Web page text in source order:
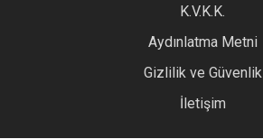
Ürün fiyatı diğer sitelerden daha pahalı.
K.V.K.K.
Aydınlatma Metni
Gizlilik ve Güvenlik
İletişim